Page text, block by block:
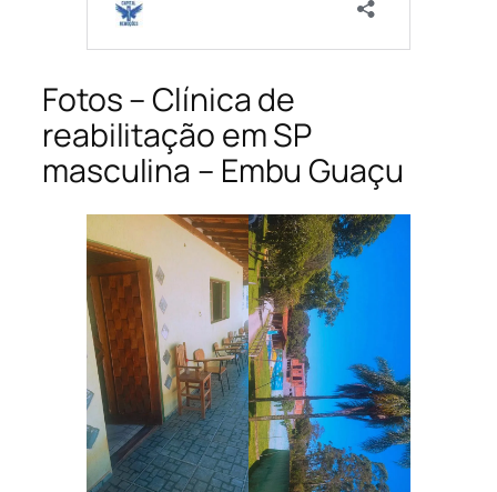
Fotos – Clínica de
reabilitação em SP
masculina – Embu Guaçu